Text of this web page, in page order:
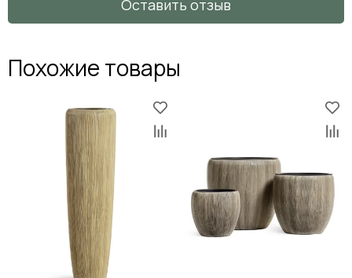
Оставить отзыв
Похожие товары